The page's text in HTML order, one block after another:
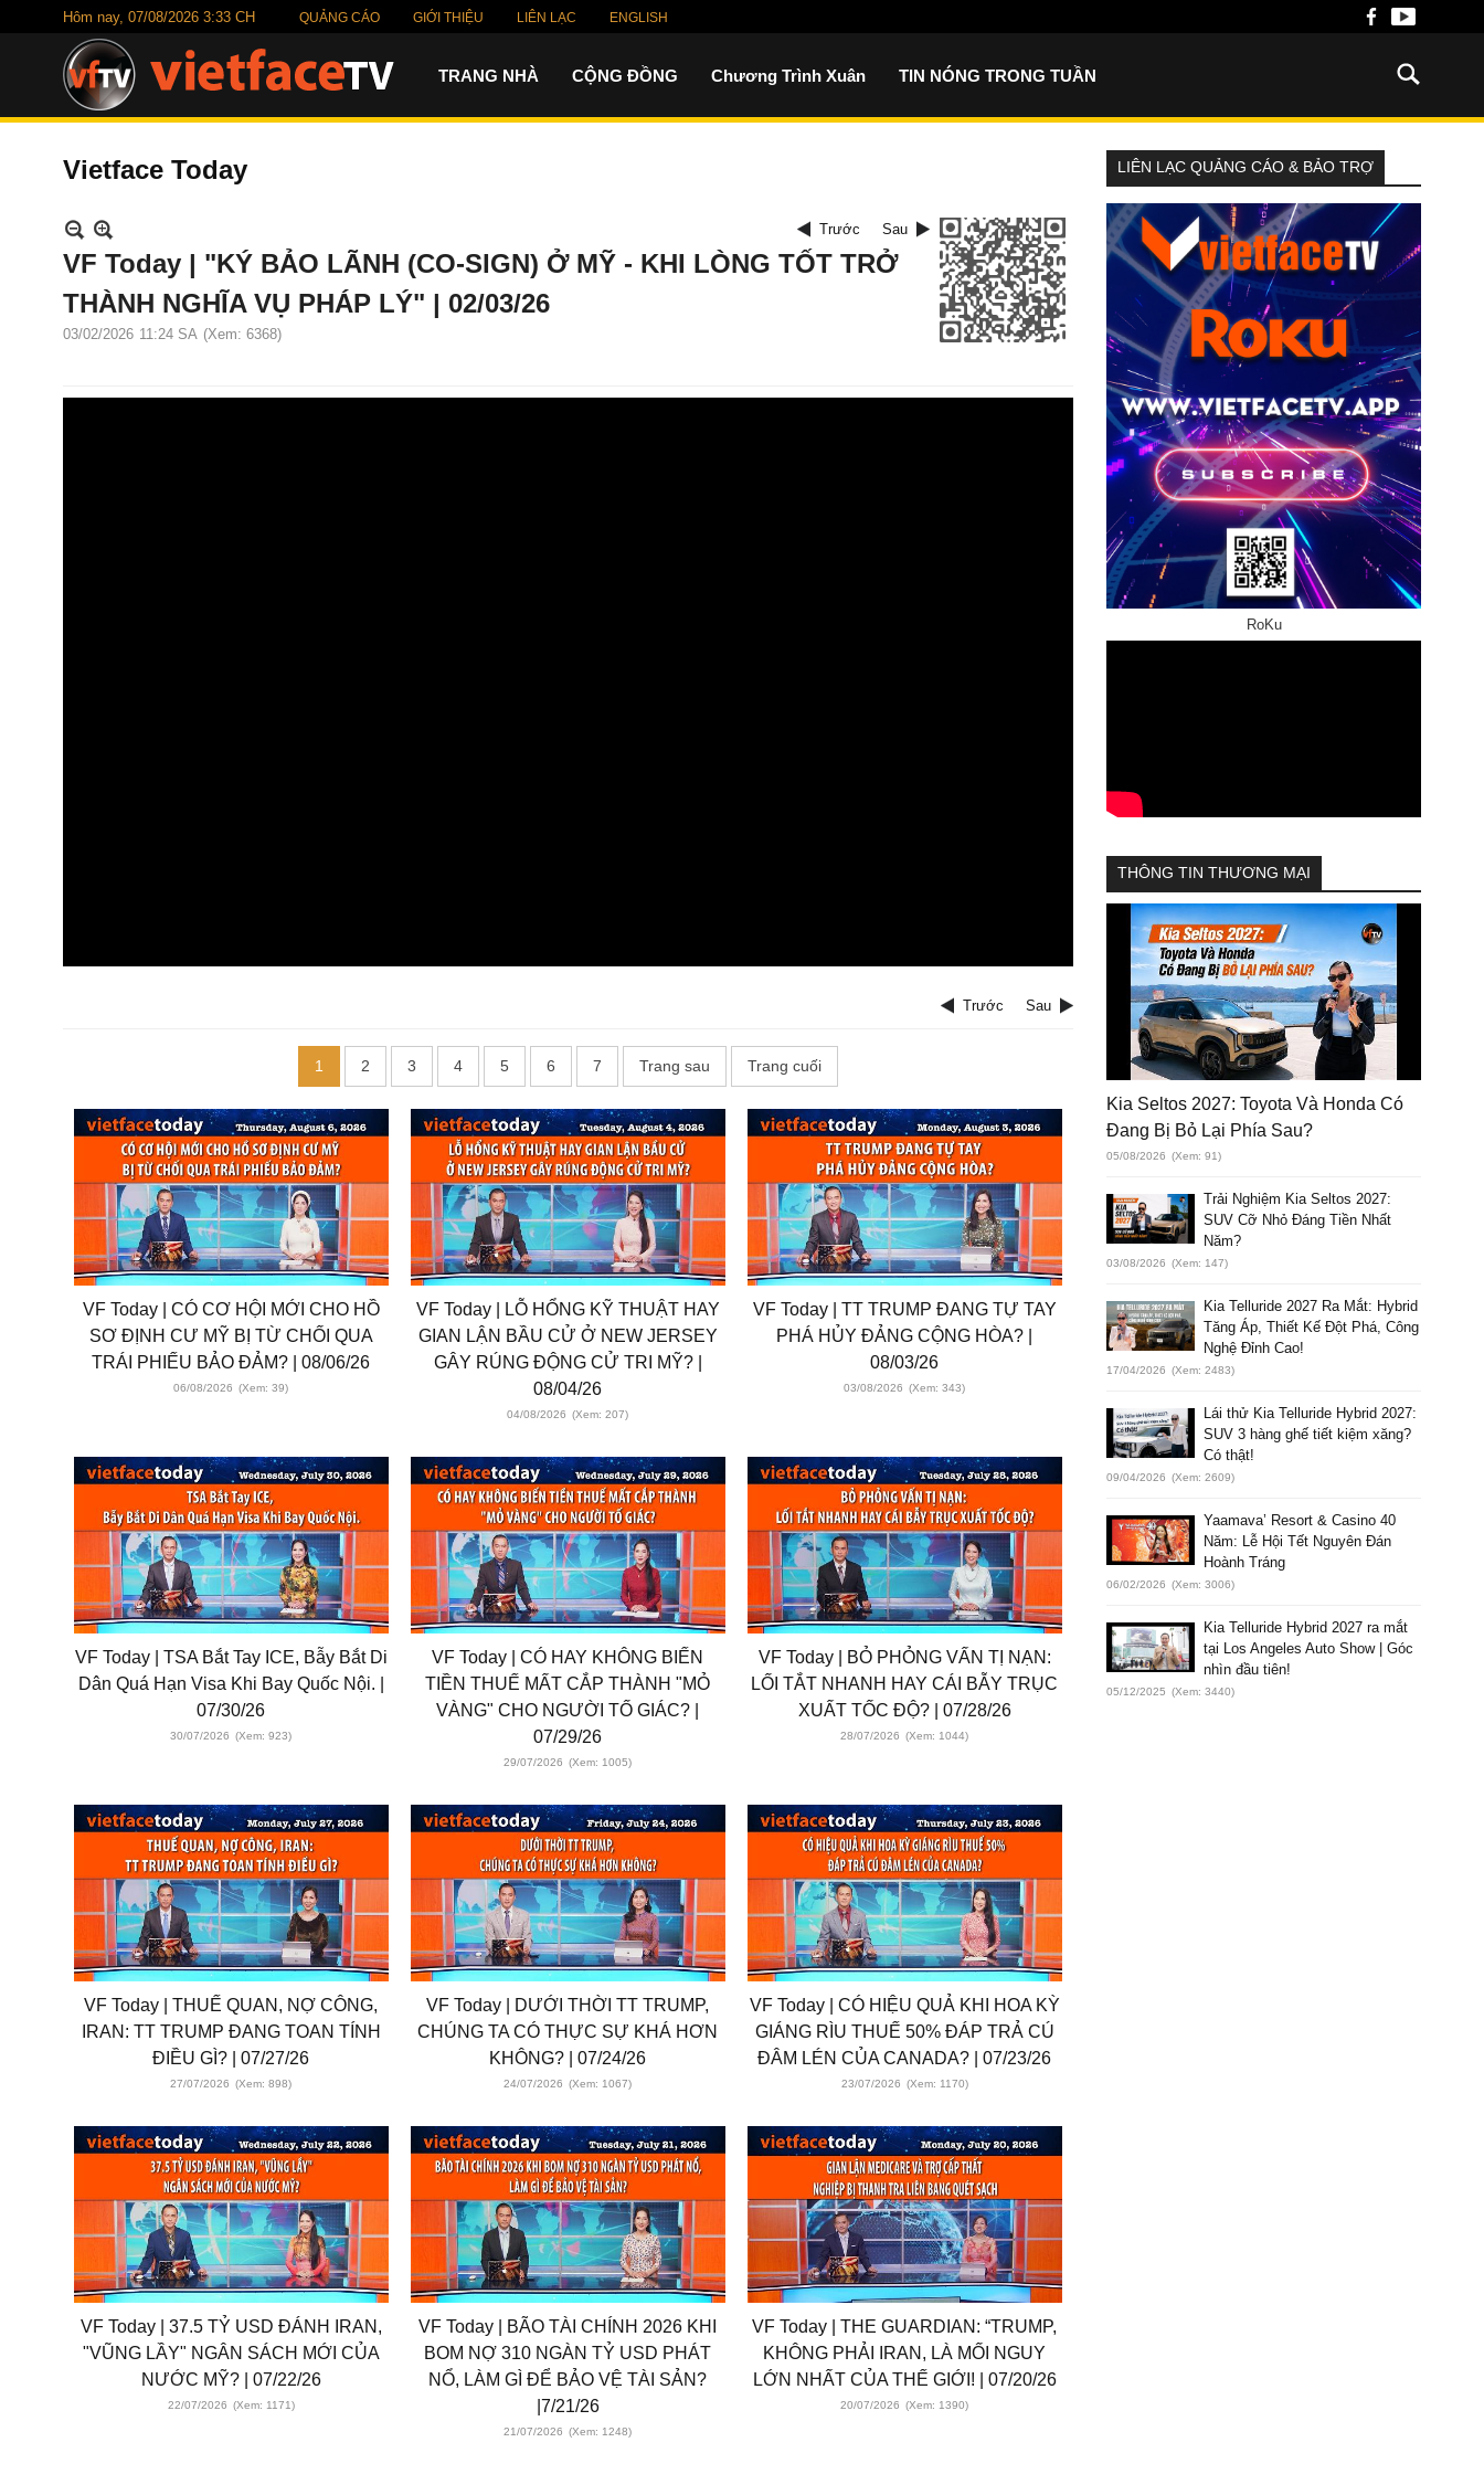
Hôm nay, 07/08/2026 3:33 CH QUẢNG CÁO GIỚI THIỆU LIÊN LẠC ENGLISH
TRANG NHÀ CỘNG ĐỒNG Chương Trình Xuân TIN NÓNG TRONG TUẦN
Vietface Today
Trước Sau
VF Today | "KÝ BẢO LÃNH (CO-SIGN) Ở MỸ - KHI LÒNG TỐT TRỞ
THÀNH NGHĨA VỤ PHÁP LÝ" | 02/03/26
03/02/2026 11:24 SA (Xem: 6368)
Trước Sau
1 2 3 4 5 6 7 Trang sau Trang cuối
VF Today | CÓ CƠ HỘI MỚI CHO HỒ
SƠ ĐỊNH CƯ MỸ BỊ TỪ CHỐI QUA
TRÁI PHIẾU BẢO ĐẢM? | 08/06/26
06/08/2026 (Xem: 39)
VF Today | LỖ HỔNG KỸ THUẬT HAY
GIAN LẬN BẦU CỬ Ở NEW JERSEY
GÂY RÚNG ĐỘNG CỬ TRI MỸ? |
08/04/26
04/08/2026 (Xem: 207)
VF Today | TT TRUMP ĐANG TỰ TAY
PHÁ HỦY ĐẢNG CỘNG HÒA? |
08/03/26
03/08/2026 (Xem: 343)
VF Today | TSA Bắt Tay ICE, Bẫy Bắt Di
Dân Quá Hạn Visa Khi Bay Quốc Nội. |
07/30/26
30/07/2026 (Xem: 923)
VF Today | CÓ HAY KHÔNG BIẾN
TIỀN THUẾ MẤT CẮP THÀNH "MỎ
VÀNG" CHO NGƯỜI TỐ GIÁC? |
07/29/26
29/07/2026 (Xem: 1005)
VF Today | BỎ PHỎNG VẤN TỊ NẠN:
LỐI TẮT NHANH HAY CÁI BẪY TRỤC
XUẤT TỐC ĐỘ? | 07/28/26
28/07/2026 (Xem: 1044)
VF Today | THUẾ QUAN, NỢ CÔNG,
IRAN: TT TRUMP ĐANG TOAN TÍNH
ĐIỀU GÌ? | 07/27/26
27/07/2026 (Xem: 898)
VF Today | DƯỚI THỜI TT TRUMP,
CHÚNG TA CÓ THỰC SỰ KHÁ HƠN
KHÔNG? | 07/24/26
24/07/2026 (Xem: 1067)
VF Today | CÓ HIỆU QUẢ KHI HOA KỲ
GIÁNG RÌU THUẾ 50% ĐÁP TRẢ CÚ
ĐÂM LÉN CỦA CANADA? | 07/23/26
23/07/2026 (Xem: 1170)
VF Today | 37.5 TỶ USD ĐÁNH IRAN,
"VŨNG LẦY" NGÂN SÁCH MỚI CỦA
NƯỚC MỸ? | 07/22/26
22/07/2026 (Xem: 1171)
VF Today | BÃO TÀI CHÍNH 2026 KHI
BOM NỢ 310 NGÀN TỶ USD PHÁT
NỔ, LÀM GÌ ĐỂ BẢO VỆ TÀI SẢN?
|7/21/26
21/07/2026 (Xem: 1248)
VF Today | THE GUARDIAN: “TRUMP,
KHÔNG PHẢI IRAN, LÀ MỐI NGUY
LỚN NHẤT CỦA THẾ GIỚI! | 07/20/26
20/07/2026 (Xem: 1390)
LIÊN LẠC QUẢNG CÁO & BẢO TRỢ
RoKu
THÔNG TIN THƯƠNG MẠI
Kia Seltos 2027: Toyota Và Honda Có
Đang Bị Bỏ Lại Phía Sau?
05/08/2026 (Xem: 91)
Trải Nghiệm Kia Seltos 2027:
SUV Cỡ Nhỏ Đáng Tiền Nhất
Năm?
03/08/2026 (Xem: 147)
Kia Telluride 2027 Ra Mắt: Hybrid
Tăng Áp, Thiết Kế Đột Phá, Công
Nghệ Đỉnh Cao!
17/04/2026 (Xem: 2483)
Lái thử Kia Telluride Hybrid 2027:
SUV 3 hàng ghế tiết kiệm xăng?
Có thật!
09/04/2026 (Xem: 2609)
Yaamava’ Resort & Casino 40
Năm: Lễ Hội Tết Nguyên Đán
Hoành Tráng
06/02/2026 (Xem: 3006)
Kia Telluride Hybrid 2027 ra mắt
tại Los Angeles Auto Show | Góc
nhìn đầu tiên!
05/12/2025 (Xem: 3440)